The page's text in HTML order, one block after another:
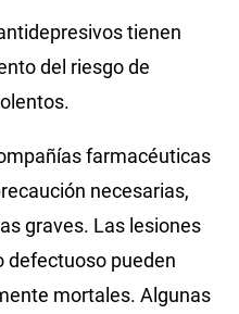
tienen
del riesgo de
farmacéuticas
necesarias,
graves. Las lesiones
defectuoso pueden
mortales. Algunas